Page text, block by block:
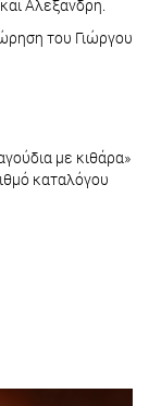
Αλεξανδρή.
του Γιώργου
με κιθάρα»
καταλόγου